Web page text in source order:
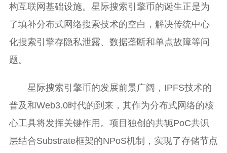
构互联网基础设施。星际搜索引擎币的诞生正是为
了填补分布式网络搜索技术的空白，解决传统中心
化搜索引擎存隐私泄露、数据垄断和单点故障等问
题。
星际搜索引擎币的发展前景广阔，IPFS技术的
普及和Web3.0时代的到来，其作为分布式网络的核
心工具将发挥关键作用。项目独创的共轭PoC共识
层结合Substrate框架的NPoS机制，实现了存储节点